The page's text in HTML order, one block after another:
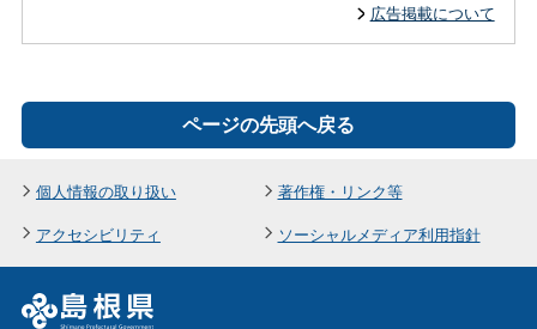
広告掲載について
ページの先頭へ戻る
個人情報の取り扱い
著作権・リンク等
アクセシビリティ
ソーシャルメディア利用指針